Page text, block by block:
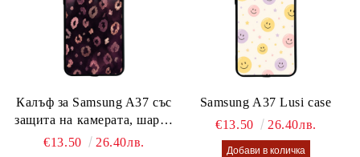
Калъф за Samsung A37 със
защита на камерата, шарен
калъф Lusi case
€13.50 26.40лв.
Samsung A37 Lusi case
€13.50
26.40лв.